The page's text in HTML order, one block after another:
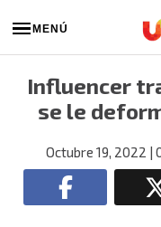
MENÚ
Influencer
se le
Octubre 19, 2022 |